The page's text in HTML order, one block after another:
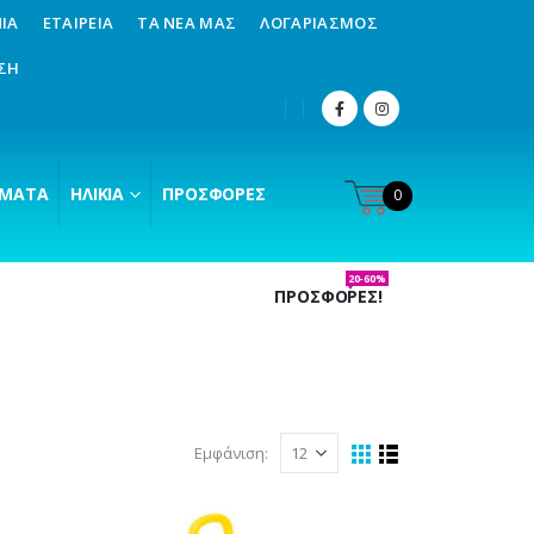
ΕΤΑΙΡΕΊΑ ΤΑ ΝΈΑ ΜΑΣ ΛΟΓΑΡΙΑΣΜΌΣ
ΗΛΙΚΊΑ ΠΡΟΣΦΟΡΈΣ 0
ΠΡΟΣΦΟΡΕΣ!
20-60%
Εμφάνιση: